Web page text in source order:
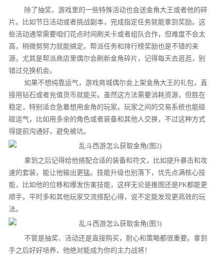
除了抽奖，游戏里的一些特殊活动也会送金角大王或者他的碎
片。比如节日活动或者挑战副本，完成指定任务就能拿到奖励。这
些活动通常需要咱们花点时间刷关卡或者组队合作，但难度不会太
高，稍微努努力就能搞定。帮派任务和排行榜奖励也是不错的来
源，尤其是帮派商店里偶尔会刷新金角碎片，记得每天去逛逛，别
错过兑换机会。
如果不想纯靠运气，游戏商城偶尔会上架金角大王的礼包，直
接用钻石或者充值货币就能买。虽然这方法需要消耗资源，但胜在
稳定，特别适合急着想用金角的玩家。玩家之间的交易系统也能碰
碰运气，比如用多余的角色或者装备和其他人交换，不过这种方式
得提前沟通好，避免被坑。
拿到之后记得给他搭配合适的装备和符文，比如提升暴击和攻
速的套装，能让他输出更猛。技能升级也别落下，优先点满核心技
能，比如他的位移和爆发伤害技能，这样无论是推图还是PK都能更
顺手。平时多和其他玩家交流搭配心得，说不定能发现更高效的玩
法。
不管是抽奖、活动还是直接购买，耐心和策略都很重要。拿到
手之后好好培养，他绝对能成为你的主力战将！